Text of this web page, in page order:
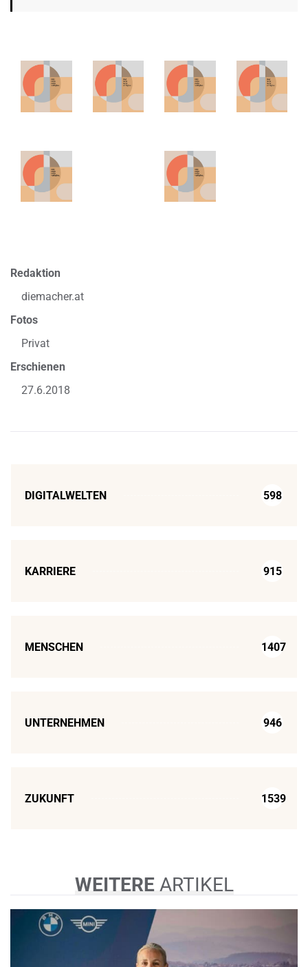
Redaktion
diemacher.at
Fotos
Privat
Erschienen
27.6.2018
DIGITALWELTEN 598
KARRIERE 915
MENSCHEN 1407
UNTERNEHMEN 946
ZUKUNFT 1539
WEITEREARTIKEL